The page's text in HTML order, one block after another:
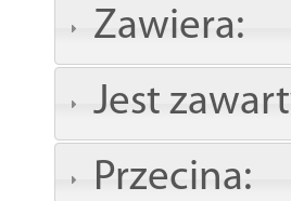
Zawiera:
Jest
Przecina: